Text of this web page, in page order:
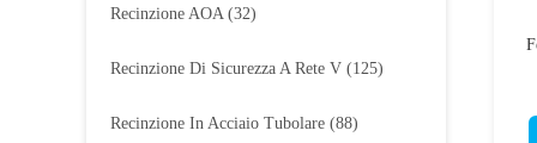
Recinzione AOA (32)
Recinzione Di Sicurezza A Rete V (125)
Recinzione In Acciaio Tubolare (88)